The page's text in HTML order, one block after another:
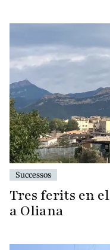
Successos
Tres ferits en
a Oliana